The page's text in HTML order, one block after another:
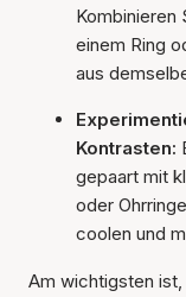
Kombinieren
einem Ring
aus
Kontrasten:
gepaart mit
oder
coolen und
Am wichtigsten